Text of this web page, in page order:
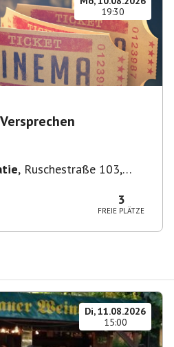
19:30
, Ruschestraße 103,
3
FREIE PLÄTZE
Di, 11.08.2026
15:00